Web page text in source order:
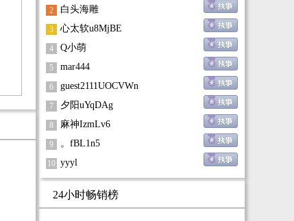
七百公里的距离，一场疫情，人生百态尽显。
2 白头海雕
3 心太软u8MjBE
4 Q小萌
5 mar444
6 guest2111UOCVWn
7 夕阳uYqDAg
8 麻神IzmLv6
9 。fBL1n5
10 yyyl
24小时畅销榜